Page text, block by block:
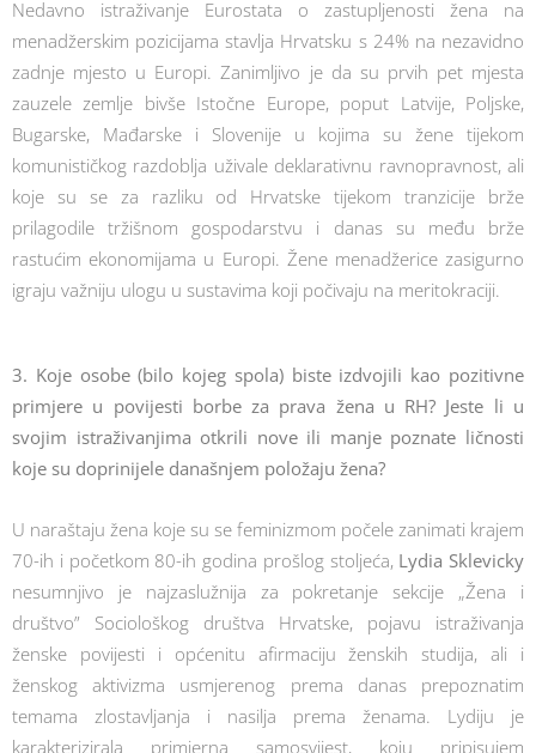
Nedavno istraživanje Eurostata o zastupljenosti žena na
menadžerskim pozicijama stavlja Hrvatsku s 24% na nezavidno
zadnje mjesto u Europi. Zanimljivo je da su prvih pet mjesta
zauzele zemlje bivše Istočne Europe, poput Latvije, Poljske,
Bugarske, Mađarske i Slovenije u kojima su žene tijekom
komunističkog razdoblja uživale deklarativnu ravnopravnost, ali
koje su se za razliku od Hrvatske tijekom tranzicije brže
prilagodile tržišnom gospodarstvu i danas su među brže
rastućim ekonomijama u Europi. Žene menadžerice zasigurno
igraju važniju ulogu u sustavima koji počivaju na meritokraciji.
3. Koje osobe (bilo kojeg spola) biste izdvojili kao pozitivne
primjere u povijesti borbe za prava žena u RH? Jeste li u
svojim istraživanjima otkrili nove ili manje poznate ličnosti
koje su doprinijele današnjem položaju žena?
U naraštaju žena koje su se feminizmom počele zanimati krajem
70-ih i početkom 80-ih godina prošlog stoljeća, Lydia Sklevicky
nesumnjivo je najzaslužnija za pokretanje sekcije „Žena i
društvo” Sociološkog društva Hrvatske, pojavu istraživanja
ženske povijesti i općenitu afirmaciju ženskih studija, ali i
ženskog aktivizma usmjerenog prema danas prepoznatim
temama zlostavljanja i nasilja prema ženama. Lydiju je
karakterizirala primjerna samosvijest, koju pripisujem